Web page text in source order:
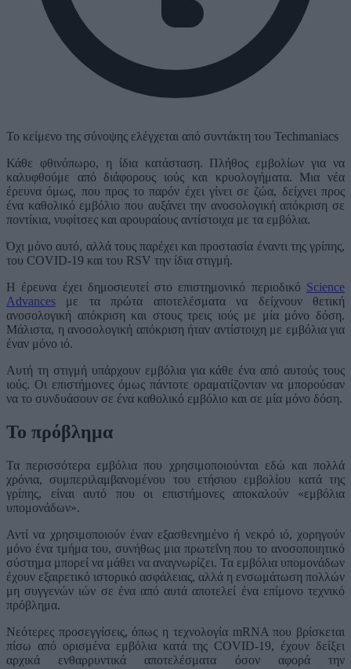
Το κείμενο της σύνοψης ελέγχεται από συντάκτη του Techmaniacs
Κάθε φθινόπωρο, η ίδια κατάσταση. Πλήθος εμβολίων για να
καλυφθούμε από διάφορους ιούς και κρυολογήματα. Μια νέα
έρευνα όμως, που προς το παρόν έχει γίνει σε ζώα, δείχνει προς
ένα καθολικό εμβόλιο που αυξάνει την ανοσολογική απόκριση σε
ποντίκια, νυφίτσες και αρουραίους αντίστοιχα με τα εμβόλια.
Όχι μόνο αυτό, αλλά τους παρέχει και προστασία έναντι της γρίπης,
του COVID-19 και του RSV την ίδια στιγμή.
Η έρευνα έχει δημοσιευτεί στο επιστημονικό περιοδικό Science
Advances με τα πρώτα αποτελέσματα να δείχνουν θετική
ανοσολογική απόκριση και στους τρεις ιούς με μία μόνο δόση.
Μάλιστα, η ανοσολογική απόκριση ήταν αντίστοιχη με εμβόλια για
έναν μόνο ιό.
Αυτή τη στιγμή υπάρχουν εμβόλια για κάθε ένα από αυτούς τους
ιούς. Οι επιστήμονες όμως πάντοτε οραματίζονταν να μπορούσαν
να το συνδυάσουν σε ένα καθολικό εμβόλιο και σε μία μόνο δόση.
Το πρόβλημα
Τα περισσότερα εμβόλια που χρησιμοποιούνται εδώ και πολλά
χρόνια, συμπεριλαμβανομένου του ετήσιου εμβολίου κατά της
γρίπης, είναι αυτό που οι επιστήμονες αποκαλούν «εμβόλια
υπομονάδων».
Αντί να χρησιμοποιούν έναν εξασθενημένο ή νεκρό ιό, χορηγούν
μόνο ένα τμήμα του, συνήθως μια πρωτεΐνη που το ανοσοποιητικό
σύστημα μπορεί να μάθει να αναγνωρίζει. Τα εμβόλια υπομονάδων
έχουν εξαιρετικό ιστορικό ασφάλειας, αλλά η ενσωμάτωση πολλών
μη συγγενών ιών σε ένα από αυτά αποτελεί ένα επίμονο τεχνικό
πρόβλημα.
Νεότερες προσεγγίσεις, όπως η τεχνολογία mRNA που βρίσκεται
πίσω από ορισμένα εμβόλια κατά της COVID-19, έχουν δείξει
αρχικά ενθαρρυντικά αποτελέσματα όσον αφορά την